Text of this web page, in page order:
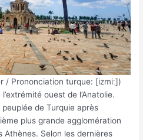
/ Prononciation turque: [izmiː])
ouest de l’Anatolie.
peuplée de Turquie après
plus grande agglomération
Athènes. Selon les dernières